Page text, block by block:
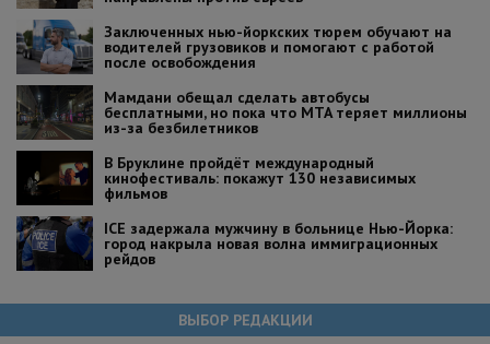
Заключенных нью-йоркских тюрем обучают на
водителей грузовиков и помогают с работой
после освобождения
Мамдани обещал сделать автобусы
бесплатными, но пока что MTA теряет миллионы
из-за безбилетников
В Бруклине пройдёт международный
кинофестиваль: покажут 130 независимых
фильмов
ICE задержала мужчину в больнице Нью-Йорка:
город накрыла новая волна иммиграционных
рейдов
ВЫБОР РЕДАКЦИИ